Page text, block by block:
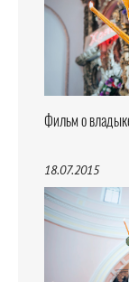
Фильм о
18.07.2015